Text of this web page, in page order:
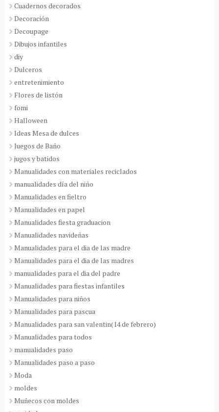
Cuadernos decorados
Decoración
Decoupage
Dibujos infantiles
diy
Dulceros
entretenimiento
Flores de listón
fomi
Halloween
Ideas Mesa de dulces
Juegos de Baño
jugos y batidos
Manualidades con materiales reciclados
manualidades día del niño
Manualidades en fieltro
Manualidades en papel
Manualidades fiesta graduacion
Manualidades navideñas
Manualidades para el dia de las madre
Manualidades para el dia de las madres
manualidades para el dia del padre
Manualidades para fiestas infantiles
Manualidades para niños
Manualidades para pascua
Manualidades para san valentin(14 de febrero)
Manualidades para todos
manualidades paso
Manualidades paso a paso
Moda
moldes
Muñecos con moldes